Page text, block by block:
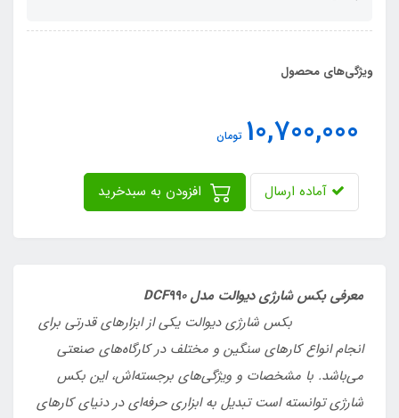
ویژگی‌های محصول
10,700,000 تومان
آماده ارسال
معرفی بکس شارژی دیوالت مدل DCF990
بکس شارژی دیوالت یکی از ابزارهای قدرتی برای
انجام انواع کارهای سنگین و مختلف در کارگاه‌های صنعتی
می‌باشد. با مشخصات و ویژگی‌های برجسته‌اش، این بکس
شارژی توانسته است تبدیل به ابزاری حرفه‌ای در دنیای کارهای